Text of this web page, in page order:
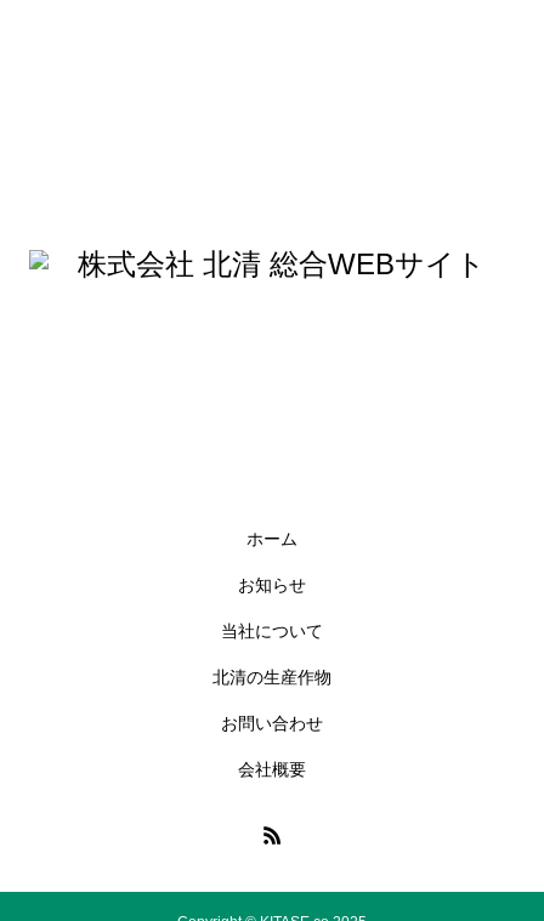
ホーム
お知らせ
当社について
北清の生産作物
お問い合わせ
会社概要